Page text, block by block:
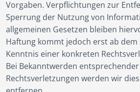
Vorgaben. Verpflichtungen zur
Sperrung der Nutzung von
allgemeinen Gesetzen bleiben
Haftung kommt jedoch erst ab
Kenntnis einer konkreten
Bei Bekanntwerden entsprechender
Rechtsverletzungen werden wir